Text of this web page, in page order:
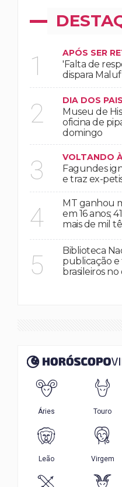
1 APÓS SER
'Falta de
dispara
2 DIA DOS PAIS
Museu de
oficina de
domingo
3 VOLTANDO
Fagundes
e traz ex-
4
MT ganhou
em 16 anos;
mais de mil
5
Biblioteca
publicação
brasileiros